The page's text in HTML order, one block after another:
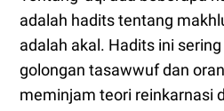
adalah hadits tentang
adalah akal. Hadits ini
golongan tasawwuf dan
meminjam teori reinkarnasi